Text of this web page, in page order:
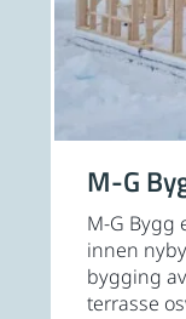
M-G
M-G Bygg
innen
bygging
terrasse